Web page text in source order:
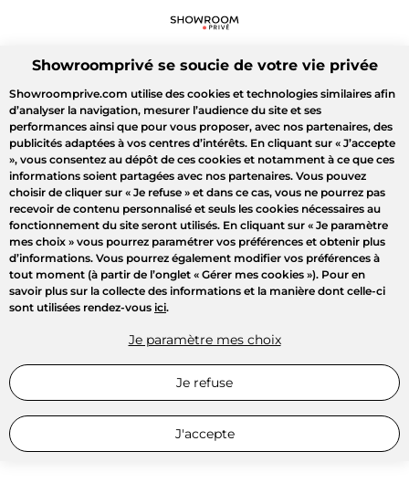
Showroomprivé se soucie de votre vie privée
Showroomprive.com utilise des cookies et technologies similaires afin
d’analyser la navigation, mesurer l’audience du site et ses
performances ainsi que pour vous proposer, avec nos partenaires, des
publicités adaptées à vos centres d’intérêts. En cliquant sur « J’accepte
», vous consentez au dépôt de ces cookies et notamment à ce que ces
informations soient partagées avec nos partenaires. Vous pouvez
choisir de cliquer sur « Je refuse » et dans ce cas, vous ne pourrez pas
recevoir de contenu personnalisé et seuls les cookies nécessaires au
fonctionnement du site seront utilisés. En cliquant sur « Je paramètre
mes choix » vous pourrez paramétrer vos préférences et obtenir plus
d’informations. Vous pourrez également modifier vos préférences à
tout moment (à partir de l’onglet « Gérer mes cookies »). Pour en
savoir plus sur la collecte des informations et la manière dont celle-ci
sont utilisées rendez-vous ici.
Je paramètre mes choix
Je refuse
J'accepte